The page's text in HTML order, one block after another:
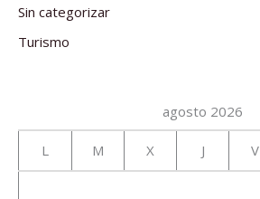
Sin categorizar
Turismo
agosto 2026
L M X J V